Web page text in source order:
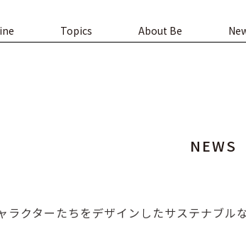
Topics About Be
NEWS
ラクターたちをデザインしたサステナブ